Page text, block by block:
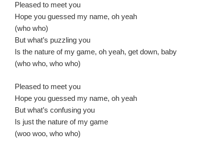
Pleased to meet you
Hope you guessed my name, oh yeah
(who who)
But what’s puzzling you
Is the nature of my game, oh yeah, get down, baby
(who who, who who)
Pleased to meet you
Hope you guessed my name, oh yeah
But what’s confusing you
Is just the nature of my game
(woo woo, who who)